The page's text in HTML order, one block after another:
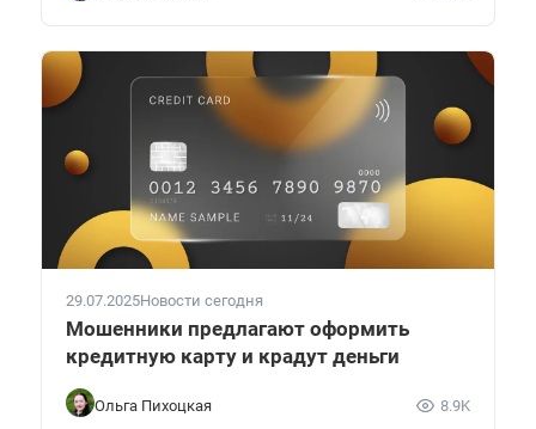
29.07.2025Новости сегодня
Мошенники предлагают оформить
кредитную карту и крадут деньги
Ольга Пихоцкая 8.9K